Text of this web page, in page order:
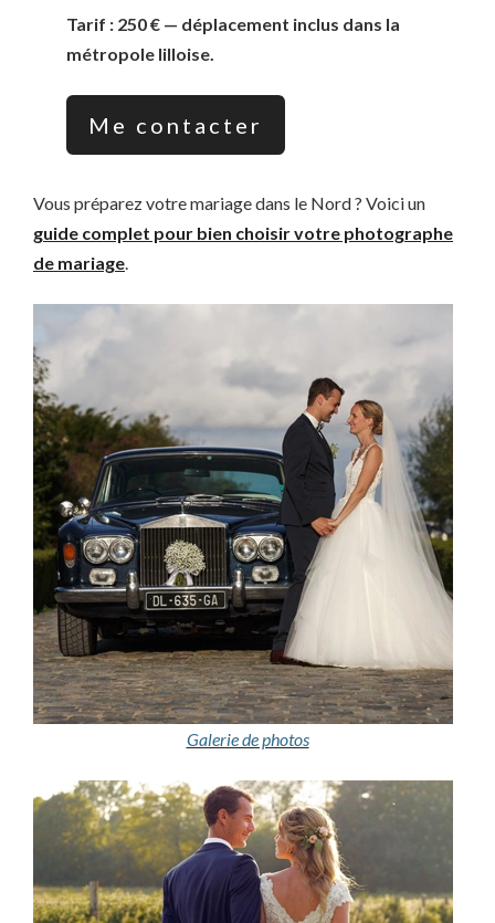
Tarif : 250 € — déplacement inclus dans la
métropole lilloise.
Me contacter
Vous préparez votre mariage dans le Nord ? Voici un
guide complet pour bien choisir votre photographe
de mariage.
Galerie de photos